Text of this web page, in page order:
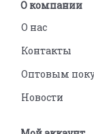
О компании
О нас
Контакты
Оптовым
Новости